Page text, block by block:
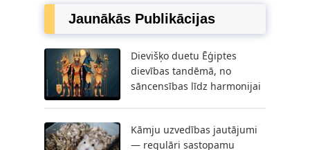
Jaunākās Publikācijas
Dievišķo duetu Ēģiptes
dievības tandēmā, no
sāncensības līdz harmonijai
Kāmju uzvedības jautājumi
— regulāri sastopamu